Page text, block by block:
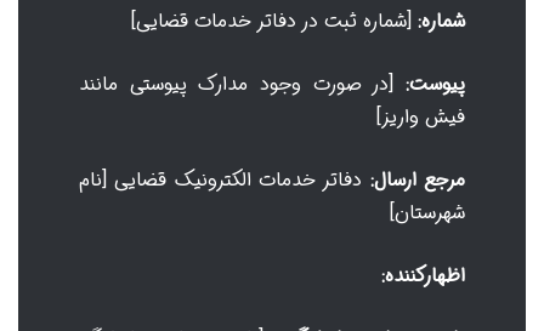
شماره: [شماره ثبت در دفاتر خدمات قضایی]
پیوست: [در صورت وجود مدارک پیوستی مانند
فیش واریز]
مرجع ارسال: دفاتر خدمات الکترونیک قضایی [نام
شهرستان]
اظهارکننده: